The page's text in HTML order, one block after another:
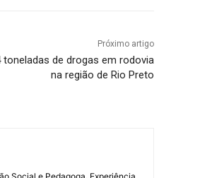
Próximo artigo
toneladas de drogas em rodovia
na região de Rio Preto